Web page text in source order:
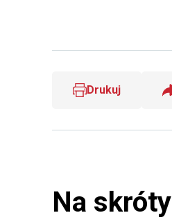
Drukuj
Na skróty